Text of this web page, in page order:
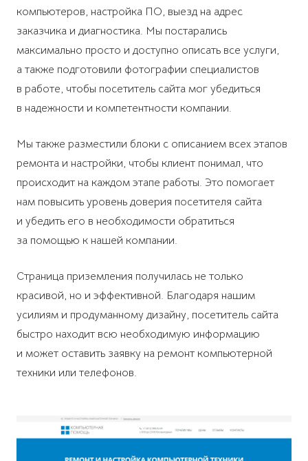
компьютеров, настройка ПО, выезд на адрес
заказчика и диагностика. Мы постарались
максимально просто и доступно описать все услуги,
а также подготовили фотографии специалистов
в работе, чтобы посетитель сайта мог убедиться
в надежности и компетентности компании.
Мы также разместили блоки с описанием всех этапов
ремонта и настройки, чтобы клиент понимал, что
происходит на каждом этапе работы. Это помогает
нам повысить уровень доверия посетителя сайта
и убедить его в необходимости обратиться
за помощью к нашей компании.
Страница приземления получилась не только
красивой, но и эффективной. Благодаря нашим
усилиям и продуманному дизайну, посетитель сайта
быстро находит всю необходимую информацию
и может оставить заявку на ремонт компьютерной
техники или телефонов.